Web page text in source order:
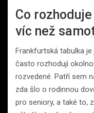
Co
víc než
Frankfurtská tabulka
často rozhodují
rozvedené. Patří sem
zda šlo o rodinnou
pro seniory, a také to,